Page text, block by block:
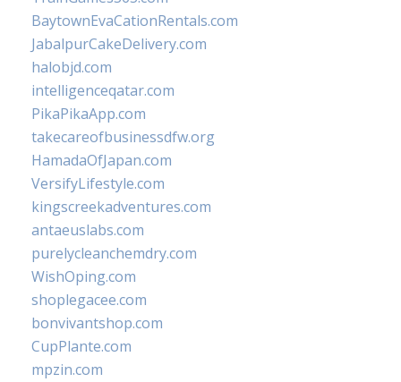
BaytownEvaCationRentals.com
JabalpurCakeDelivery.com
halobjd.com
intelligenceqatar.com
PikaPikaApp.com
takecareofbusinessdfw.org
HamadaOfJapan.com
VersifyLifestyle.com
kingscreekadventures.com
antaeuslabs.com
purelycleanchemdry.com
WishOping.com
shoplegacee.com
bonvivantshop.com
CupPlante.com
mpzin.com